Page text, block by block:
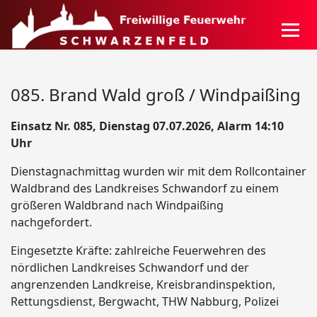
085. Brand Wald groß / Windpaißing
Einsatz Nr. 085, Dienstag 07.07.2026, Alarm 14:10
Uhr
Dienstagnachmittag wurden wir mit dem Rollcontainer
Waldbrand des Landkreises Schwandorf zu einem
größeren Waldbrand nach Windpaißing
nachgefordert.
Eingesetzte Kräfte: zahlreiche Feuerwehren des
nördlichen Landkreises Schwandorf und der
angrenzenden Landkreise, Kreisbrandinspektion,
Rettungsdienst, Bergwacht, THW Nabburg, Polizei